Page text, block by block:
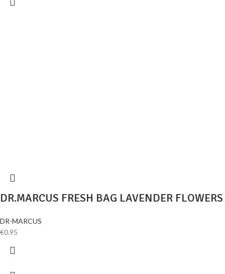
DR.MARCUS FRESH BAG LAVENDER FLOWERS
DR-MARCUS
€0.95